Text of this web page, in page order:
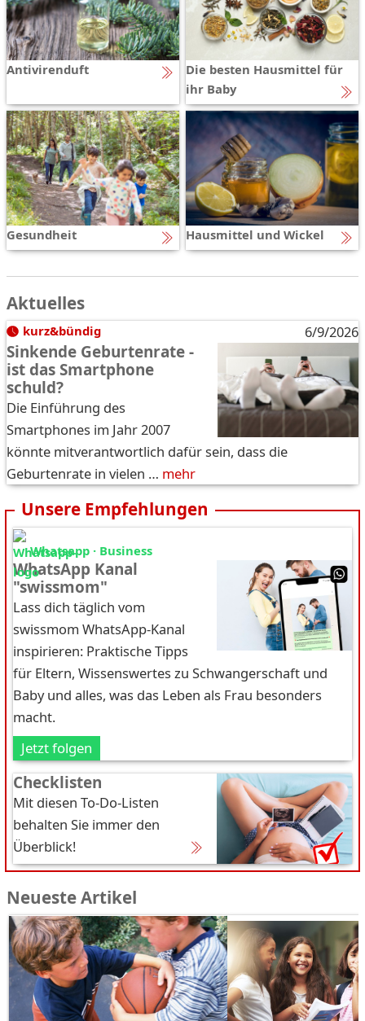
Antivirenduft
Die besten Hausmittel für
ihr Baby
Gesundheit Hausmittel und Wickel
Aktuelles
kurz&bündig 6/9/2026
Sinkende Geburtenrate -
ist das Smartphone
schuld?
Die Einführung des
Smartphones im Jahr 2007
könnte mitverantwortlich dafür sein, dass die
Geburtenrate in vielen … mehr
Unsere Empfehlungen
Whatsapp · Business
WhatsApp Kanal
"swissmom"
Lass dich täglich vom
swissmom WhatsApp-Kanal
inspirieren: Praktische Tipps
für Eltern, Wissenswertes zu Schwangerschaft und
Baby und alles, was das Leben als Frau besonders
macht.
Jetzt folgen
Checklisten
Mit diesen To-Do-Listen
behalten Sie immer den
Überblick!
Neueste Artikel